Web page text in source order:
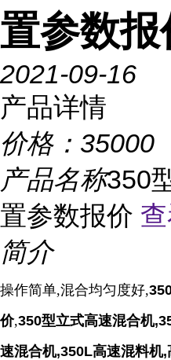
置参数报
2021-09-16
产品详情
价格： 35000
产品名称350
置参数报价
简介
操作简单,混合均匀度好,
价,350型立式高速混合机
速混合机,350L高速混料机,